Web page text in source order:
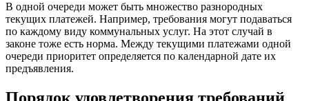
В одной очереди может быть множество разнородных
текущих платежей. Например, требования могут подаваться
по каждому виду коммунальных услуг. На этот случай в
законе тоже есть норма. Между текущими платежами одной
очереди приоритет определяется по календарной дате их
предъявления.